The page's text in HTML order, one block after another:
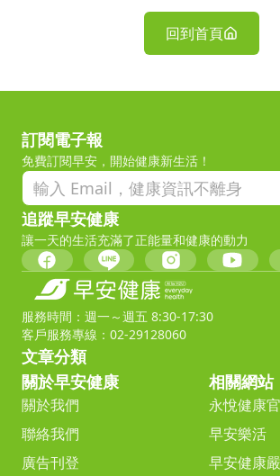
回到首頁
訂閱電子報
免費訂閱早安，開始健康新生活！
追蹤早安健康
讓一天的生活充滿了正能量和健康的動力
服務時間：週一～週五 8:30-17:30
客戶服務專線：02-29128060
文章分類
關於早安健康
關於我們
聯絡我們
廣告刊登
相關網站
永悅健康
早安樂活
早安健康